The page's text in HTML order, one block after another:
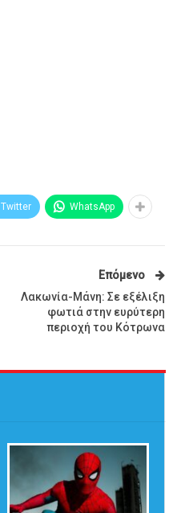
Twitter WhatsApp
Επόμενο
Λακωνία-Μάνη: Σε εξέλιξη
φωτιά στην ευρύτερη
περιοχή του Κότρωνα